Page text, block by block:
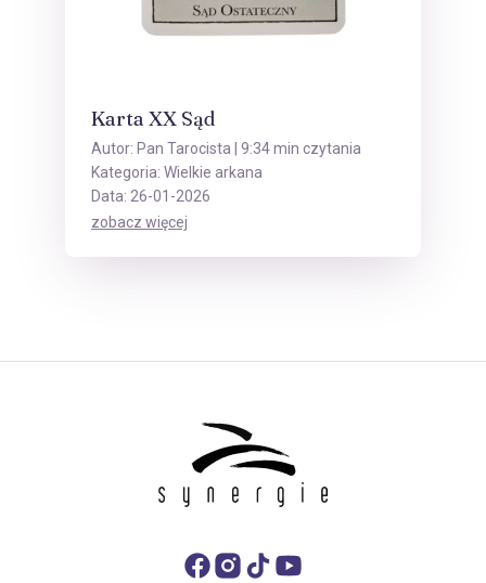
Karta XX Sąd
Autor: Pan Tarocista | 9:34 min czytania
Kategoria: Wielkie arkana
Data: 26-01-2026
zobacz więcej